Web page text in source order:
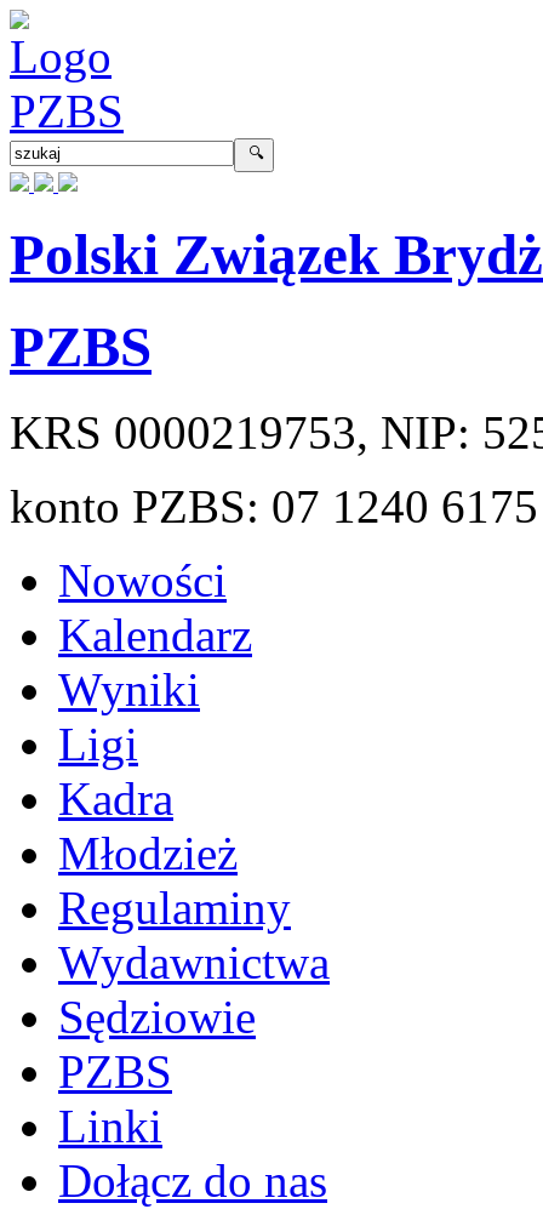
Polski Związek
PZBS
KRS 0000219753, NIP:
konto PZBS: 07 1240
Nowości
Kalendarz
Wyniki
Ligi
Kadra
Młodzież
Regulaminy
Wydawnictwa
Sędziowie
PZBS
Linki
Dołącz do nas